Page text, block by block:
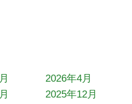
2026年4月
2025年12月